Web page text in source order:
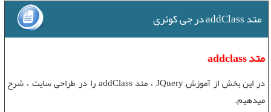
متد addClass در جی کوئری
متد addclass
در این بخش ازآموزش JQuery ، متد addClass را در طراحی سایت ، شرح
میدهیم.